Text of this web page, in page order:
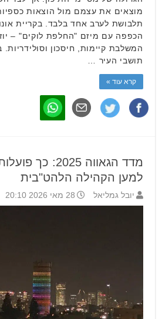
מוצאים את עצמם מול הוצאות
תלבושת לערב אחד בלבד. בקריית
הכפפה עם מיזם "החלפת לוקים" –
המשלבת קיימות, חיסכון
תושבי העיר …
קרא עוד »
מדד הגאווה
למען הקהילה הלהט"בית
יובל גמליאל 28 מאי 2026 20:10